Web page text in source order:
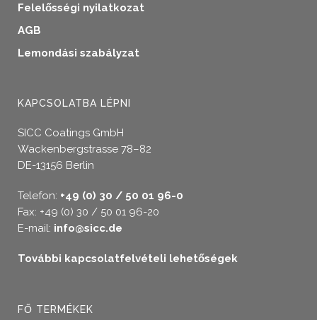
Felelősségi nyilatkozat
AGB
Lemondási szabályzat
KAPCSOLATBA LÉPNI
SICC Coatings GmbH
Wackenbergstrasse 78–82
DE-13156 Berlin
Telefon: +49 (0) 30 / 50 01 96-0
Fax: +49 (0) 30 / 50 01 96-20
E-mail: info@sicc.de
További kapcsolatfelvételi lehetőségek
FŐ TERMÉKEK